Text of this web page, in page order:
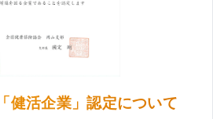
健活企業」認定について